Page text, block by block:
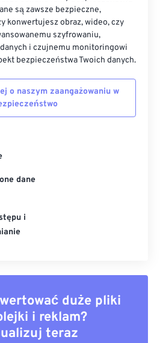
są zawsze bezpieczne,
konwertujesz obraz, wideo, czy
szyfrowaniu,
i czujnemu monitoringowi
bezpieczeństwa Twoich danych.
o naszym zaangażowaniu w
dane
i
duże pliki
i reklam?
teraz